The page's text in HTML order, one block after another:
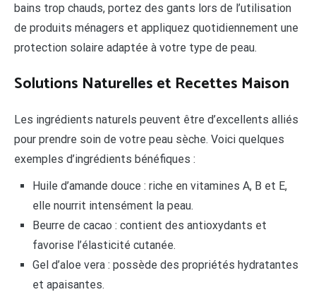
bains trop chauds, portez des gants lors de l’utilisation
de produits ménagers et appliquez quotidiennement une
protection solaire adaptée à votre type de peau.
Solutions Naturelles et Recettes Maison
Les ingrédients naturels peuvent être d’excellents alliés
pour prendre soin de votre peau sèche. Voici quelques
exemples d’ingrédients bénéfiques :
Huile d’amande douce : riche en vitamines A, B et E,
elle nourrit intensément la peau.
Beurre de cacao : contient des antioxydants et
favorise l’élasticité cutanée.
Gel d’aloe vera : possède des propriétés hydratantes
et apaisantes.